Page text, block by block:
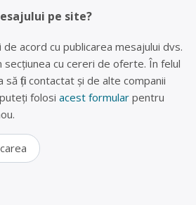
pe site?
acord cu publicarea mesajului dvs.
secțiunea cu cereri de oferte. În felul
fiți contactat și de alte companii
folosi acest formular pentru